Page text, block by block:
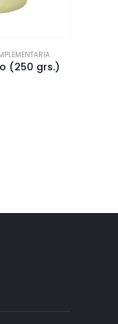
MEDICINA ALTERNATIVA Y